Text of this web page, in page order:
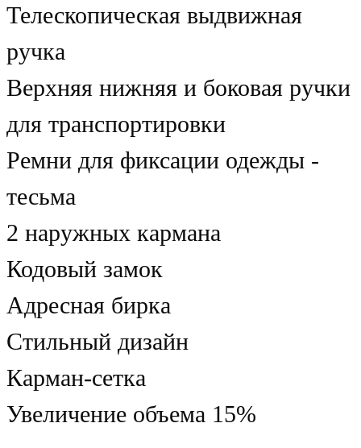
Телескопическая выдвижная
ручка
Верхняя нижняя и боковая ручки
для транспортировки
Ремни для фиксации одежды -
тесьма
2 наружных кармана
Кодовый замок
Адресная бирка
Стильный дизайн
Карман-сетка
Увеличение объема 15%